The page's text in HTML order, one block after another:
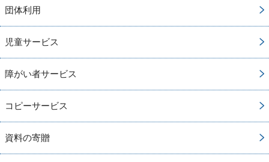
団体利用
児童サービス
障がい者サービス
コピーサービス
資料の寄贈